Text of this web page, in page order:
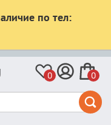
по тел:
0 0